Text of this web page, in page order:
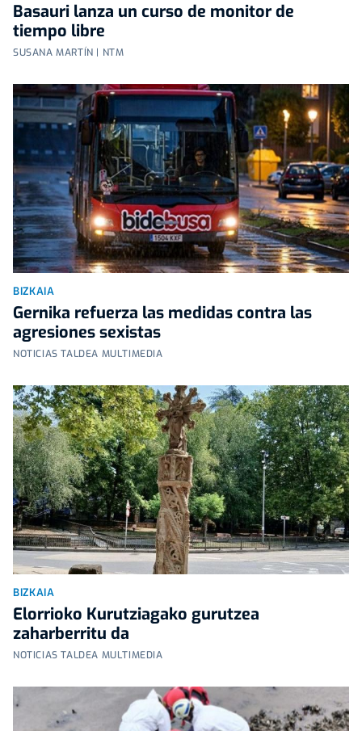
Basauri lanza un curso de monitor de
tiempo libre
SUSANA MARTÍN | NTM
BIZKAIA
Gernika refuerza las medidas contra las
agresiones sexistas
NOTICIAS TALDEA MULTIMEDIA
BIZKAIA
Elorrioko Kurutziagako gurutzea
zaharberritu da
NOTICIAS TALDEA MULTIMEDIA